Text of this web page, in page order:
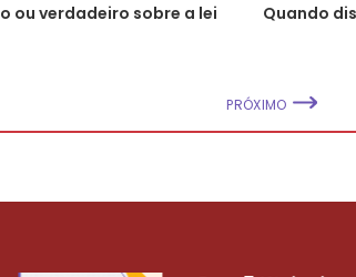
ou verdadeiro sobre a lei
Quando
PRÓXIMO